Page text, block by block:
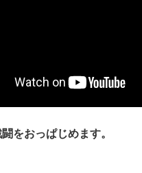
をおっぱじめます。